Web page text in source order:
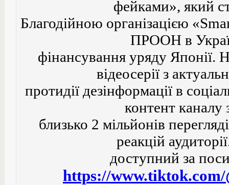
фейками», який
Благодійною організацією
ПРООН в
фінансування уряду Японії.
відеосерії з
протидії дезінформації в
контент каналу
близько 2 мільйонів
реакцій
доступний за
https://www.tiktok.com/